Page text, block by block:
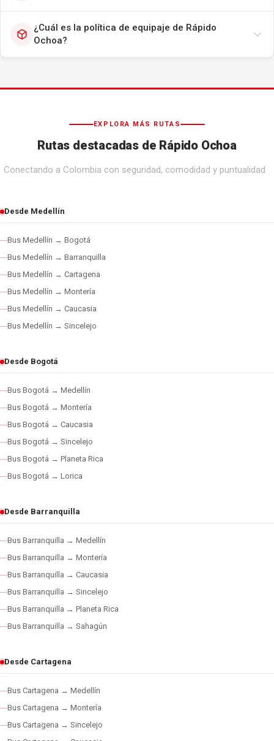
¿Cuál es la política de equipaje de Rápido
Ochoa?
EXPLORA MÁS RUTAS
Rutas destacadas de Rápido Ochoa
Conectando a Colombia con seguridad, comodidad y puntualidad
Desde Medellín
Bus Medellín → Bogotá
Bus Medellín → Barranquilla
Bus Medellín → Cartagena
Bus Medellín → Montería
Bus Medellín → Caucasia
Bus Medellín → Sincelejo
Desde Bogotá
Bus Bogotá → Medellín
Bus Bogotá → Montería
Bus Bogotá → Caucasia
Bus Bogotá → Sincelejo
Bus Bogotá → Planeta Rica
Bus Bogotá → Lorica
Desde Barranquilla
Bus Barranquilla → Medellín
Bus Barranquilla → Montería
Bus Barranquilla → Caucasia
Bus Barranquilla → Sincelejo
Bus Barranquilla → Planeta Rica
Bus Barranquilla → Sahagún
Desde Cartagena
Bus Cartagena → Medellín
Bus Cartagena → Montería
Bus Cartagena → Sincelejo